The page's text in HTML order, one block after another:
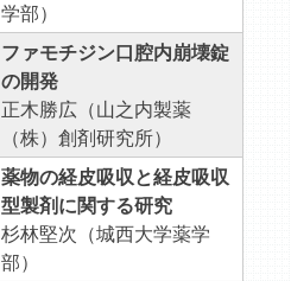
学部）
ファモチジン口腔内崩壊錠
の開発
正木勝広（山之内製薬
（株）創剤研究所）
薬物の経皮吸収と経皮吸収
型製剤に関する研究
杉林堅次（城西大学薬学
部）